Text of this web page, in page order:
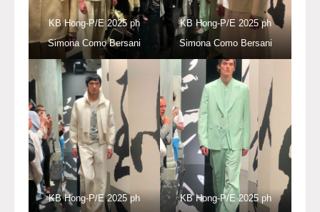
KB Hong-P/E 2025 ph
Simona Como Bersani
KB Hong-P/E 2025 ph
Simona Como Bersani
KB Hong-P/E 2025 ph
KB Hong-P/E 2025 ph